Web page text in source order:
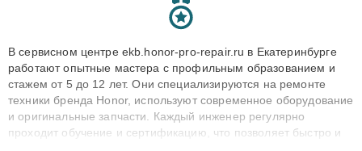
В сервисном центре ekb.honor-pro-repair.ru в Екатеринбурге
работают опытные мастера с профильным образованием и
стажем от 5 до 12 лет. Они специализируются на ремонте
техники бренда Honor, используют современное оборудование
и оригинальные запчасти. Каждый инженер регулярно
проходит обучение и сертификацию, что позволяет быстро и